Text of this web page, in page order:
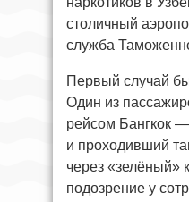
столичный
служба
Первый случай
Один из
рейсом Бангкок
и проходивший
через «зелёный»
подозрение у